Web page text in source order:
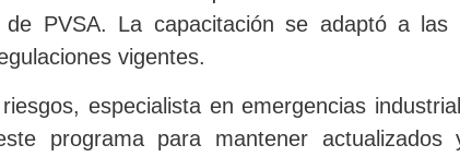
PVSA. La capacitación se adaptó a las
vigentes.
especialista en emergencias
programa para mantener